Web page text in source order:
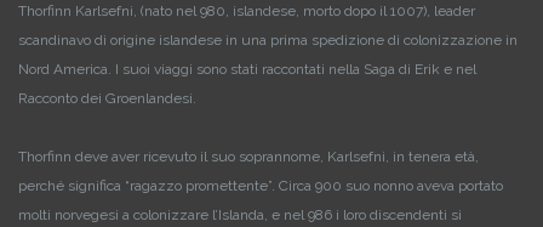
Thorfinn Karlsefni, (nato nel 980, islandese, morto dopo il 1007), leader
scandinavo di origine islandese in una prima spedizione di colonizzazione in
Nord America. I suoi viaggi sono stati raccontati nella Saga di Erik e nel
Racconto dei Groenlandesi.
Thorfinn deve aver ricevuto il suo soprannome, Karlsefni, in tenera età,
perché significa “ragazzo promettente”. Circa 900 suo nonno aveva portato
molti norvegesi a colonizzare l’Islanda, e nel 986 i loro discendenti si